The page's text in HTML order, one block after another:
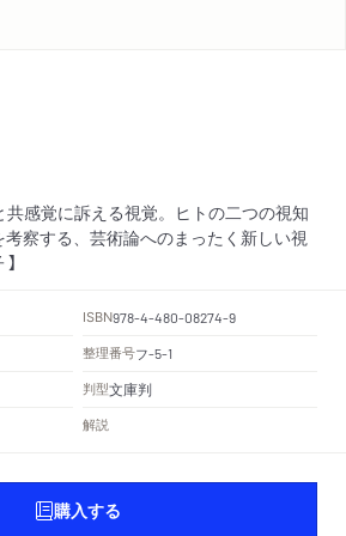
共感覚に訴える視覚。ヒトの二つの視知
察する、芸術論へのまったく新しい視
ISBN978-4-480-08274-9
整理番号フ-5-1
判型文庫判
解説
購入する